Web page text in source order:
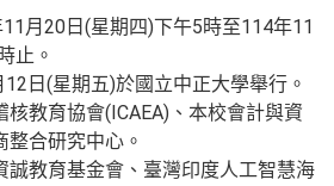
月20日(星期四)下午5時至114年11
止。
日(星期五)於國立中正大學舉行。
教育協會(ICAEA)、本校會計與資
合研究中心。
誠教育基金會、臺灣印度人工智慧海